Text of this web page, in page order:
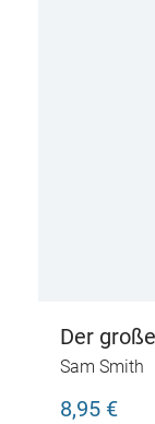
Der
den Wald
Sam Smith
8,95 €